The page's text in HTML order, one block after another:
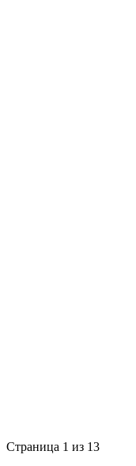
Страница 1 из 13